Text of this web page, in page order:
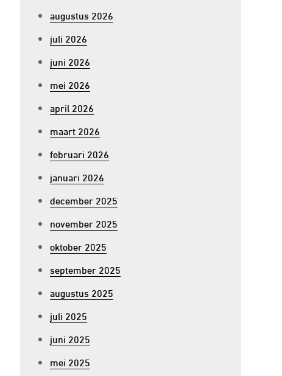
augustus 2026
juli 2026
juni 2026
mei 2026
april 2026
maart 2026
februari 2026
januari 2026
december 2025
november 2025
oktober 2025
september 2025
augustus 2025
juli 2025
juni 2025
mei 2025